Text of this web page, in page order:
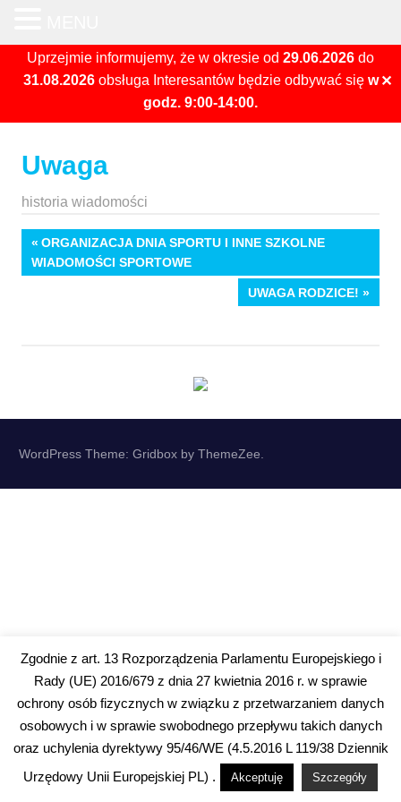
Uprzejmie informujemy, że w okresie od 29.06.2026 do
31.08.2026 obsługa Interesantów będzie odbywać się w
godz. 9:00-14:00.
✕
contentUwaga
11 czerwca 2015
M.St.
historia wiadomości
Nawigacja
PREVIOUS
POST:
ORGANIZACJA DNIA SPORTU I INNE SZKOLNE
WIADOMOŚCI SPORTOWE
NEXT
POST:
UWAGA RODZICE!
WordPress Theme: Gridbox by ThemeZee.
Zgodnie z art. 13 Rozporządzenia Parlamentu Europejskiego i
Rady (UE) 2016/679 z dnia 27 kwietnia 2016 r. w sprawie
ochrony osób fizycznych w związku z przetwarzaniem danych
osobowych i w sprawie swobodnego przepływu takich danych
oraz uchylenia dyrektywy 95/46/WE (4.5.2016 L 119/38 Dziennik
Urzędowy Unii Europejskiej PL) .
Akceptuję Szczegóły